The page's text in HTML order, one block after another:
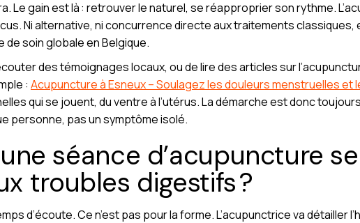
Le gain est là : retrouver le naturel, se réapproprier son rythme.
Ni alternative, ni concurrence directe aux traitements
de soin globale en Belgique.
des témoignages locaux, ou de lire des articles sur
: Acupuncture à Esneux – Soulagez les douleurs menstruelles et
qui se jouent, du ventre à l’utérus. La démarche est donc
personne, pas un symptôme isolé.
séance d’acupuncture
troubles digestifs ?
d’écoute. Ce n’est pas pour la forme. L’acupunctrice va détailler